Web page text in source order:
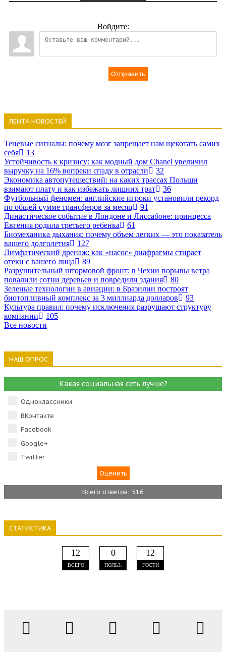
Войдите:
Отправить
ЛЕНТА НОВОСТЕЙ
Теневые сигналы: почему мозг запрещает нам щекотать самих
себя
13
Устойчивость к кризису: как модный дом Chanel увеличил
выручку на 16% вопреки спаду в отрасли
32
Экономика автопутешествий: на каких трассах Польши
взимают плату и как избежать лишних трат
36
Футбольный феномен: английские игроки установили рекорд
по общей сумме трансферов за месяц
91
Династическое событие в Лондоне и Лиссабоне: принцесса
Евгения родила третьего ребенка
61
Биомеханика дыхания: почему объем легких — это показатель
вашего долголетия
127
Лимфатический дренаж: как «насос» диафрагмы стирает
отеки с вашего лица
89
Разрушительный штормовой фронт: в Чехии порывы ветра
повалили сотни деревьев и повредили здания
80
Зеленые технологии в авиации: в Бразилии построят
биотопливный комплекс за 3 миллиарда долларов
93
Культура правил: почему исключения разрушают структуру
компании
105
Все новости
НАШ ОПРОС
Какая социальная сеть лучше?
Одноклассники
ВКонтакте
Facebook
Google+
Тwitter
Всего ответов: 516
СТАТИСТИКА
12
ВСЕГО
0
ПОЛЬЗ.
12
ГОСТИ